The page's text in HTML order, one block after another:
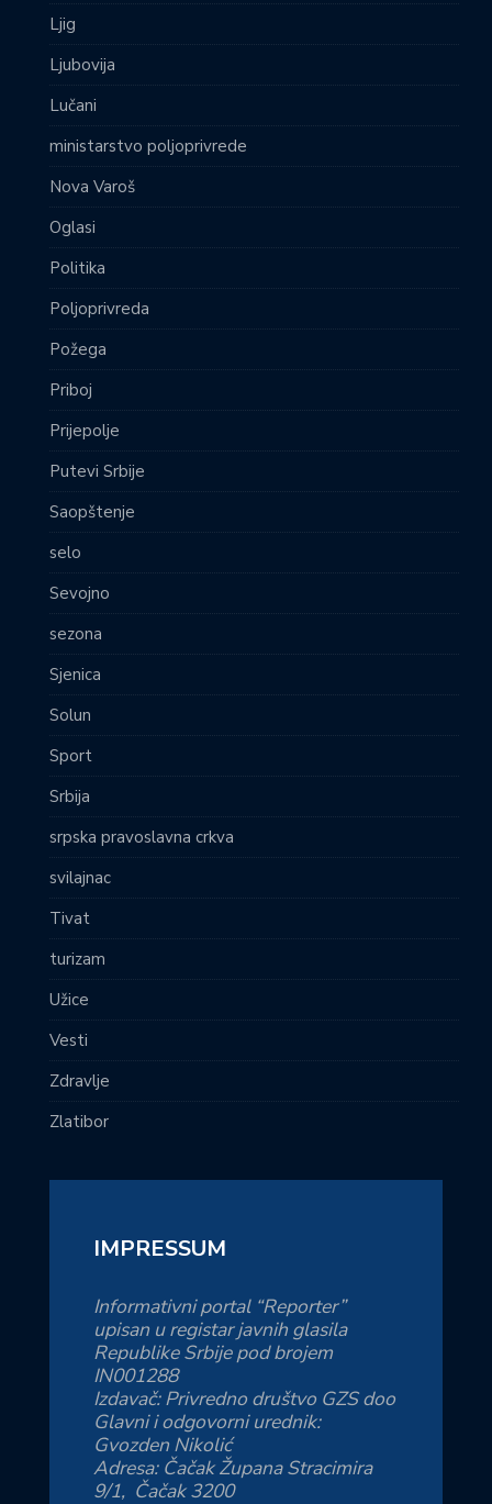
Ljig
Ljubovija
Lučani
ministarstvo poljoprivrede
Nova Varoš
Oglasi
Politika
Poljoprivreda
Požega
Priboj
Prijepolje
Putevi Srbije
Saopštenje
selo
Sevojno
sezona
Sjenica
Solun
Sport
Srbija
srpska pravoslavna crkva
svilajnac
Tivat
turizam
Užice
Vesti
Zdravlje
Zlatibor
IMPRESSUM
Informativni portal “Reporter”
upisan u registar javnih glasila
Republike Srbije pod brojem
IN001288
Izdavač: Privredno društvo GZS doo
Glavni i odgovorni urednik:
Gvozden Nikolić
Adresa: Čačak Župana Stracimira
9/1, Čačak 3200